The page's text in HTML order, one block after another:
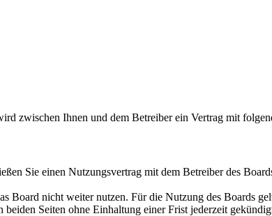
zwischen Ihnen und dem Betreiber ein Vertrag mit
Sie einen Nutzungsvertrag mit dem Betreiber des
Board nicht weiter nutzen. Für die Nutzung des Boards
Seiten ohne Einhaltung einer Frist jederzeit